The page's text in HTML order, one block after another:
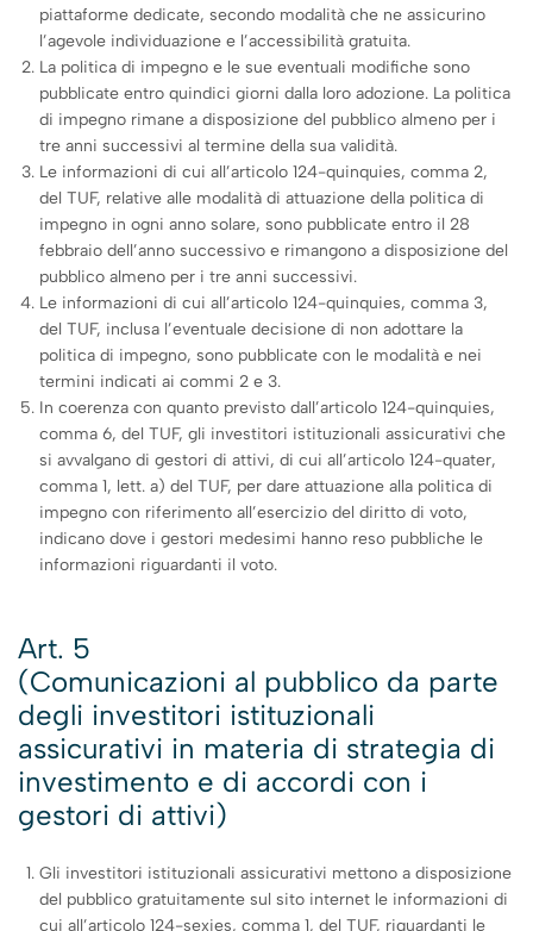
piattaforme dedicate, secondo modalità che ne assicurino
l’agevole individuazione e l’accessibilità gratuita.
La politica di impegno e le sue eventuali modifiche sono
pubblicate entro quindici giorni dalla loro adozione. La politica
di impegno rimane a disposizione del pubblico almeno per i
tre anni successivi al termine della sua validità.
Le informazioni di cui all’articolo 124-quinquies, comma 2,
del TUF, relative alle modalità di attuazione della politica di
impegno in ogni anno solare, sono pubblicate entro il 28
febbraio dell’anno successivo e rimangono a disposizione del
pubblico almeno per i tre anni successivi.
Le informazioni di cui all’articolo 124-quinquies, comma 3,
del TUF, inclusa l’eventuale decisione di non adottare la
politica di impegno, sono pubblicate con le modalità e nei
termini indicati ai commi 2 e 3.
In coerenza con quanto previsto dall’articolo 124-quinquies,
comma 6, del TUF, gli investitori istituzionali assicurativi che
si avvalgano di gestori di attivi, di cui all’articolo 124-quater,
comma 1, lett. a) del TUF, per dare attuazione alla politica di
impegno con riferimento all’esercizio del diritto di voto,
indicano dove i gestori medesimi hanno reso pubbliche le
informazioni riguardanti il voto.
Art. 5
(Comunicazioni al pubblico da parte
degli investitori istituzionali
assicurativi in materia di strategia di
investimento e di accordi con i
gestori di attivi)
Gli investitori istituzionali assicurativi mettono a disposizione
del pubblico gratuitamente sul sito internet le informazioni di
cui all’articolo 124-sexies, comma 1, del TUF, riguardanti le